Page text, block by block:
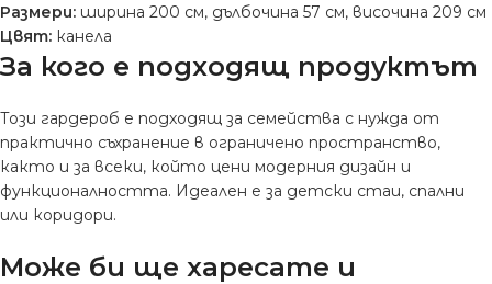
Размери: ширина 200 см, дълбочина 57 см, височина 209 см
Цвят: канела
За кого е подходящ продуктът
Този гардероб е подходящ за семейства с нужда от
практично съхранение в ограничено пространство,
както и за всеки, който цени модерния дизайн и
функционалността. Идеален е за детски стаи, спални
или коридори.
Може би ще харесате и